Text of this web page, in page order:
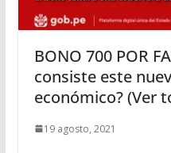
BONO 700 POR
consiste este
económico? (Ver
19 agosto, 2021